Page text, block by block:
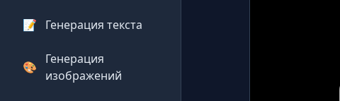
📝 Генерация текста
🎨
Генерация
изображений